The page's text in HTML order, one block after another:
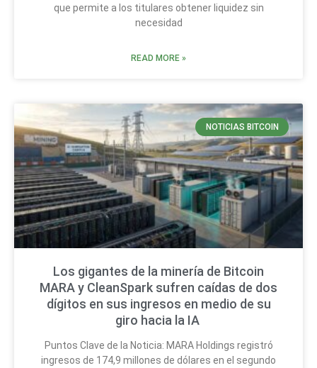
que permite a los titulares obtener liquidez sin
necesidad
READ MORE »
NOTICIAS BITCOIN
Los gigantes de la minería de Bitcoin
MARA y CleanSpark sufren caídas de dos
dígitos en sus ingresos en medio de su
giro hacia la IA
Puntos Clave de la Noticia: MARA Holdings registró
ingresos de 174,9 millones de dólares en el segundo